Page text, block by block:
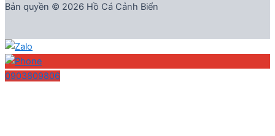
Bản quyền © 2026 Hồ Cá Cảnh Biển
0903809806